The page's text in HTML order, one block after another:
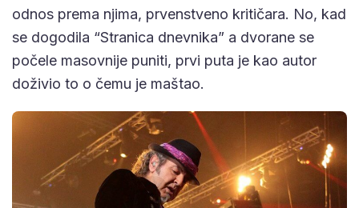
odnos prema njima, prvenstveno kritičara. No, kad
se dogodila “Stranica dnevnika” a dvorane se
počele masovnije puniti, prvi puta je kao autor
doživio to o čemu je maštao.